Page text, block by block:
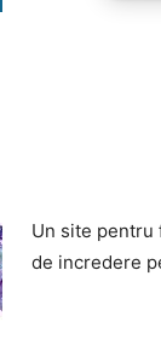
Un site pentru
de incredere